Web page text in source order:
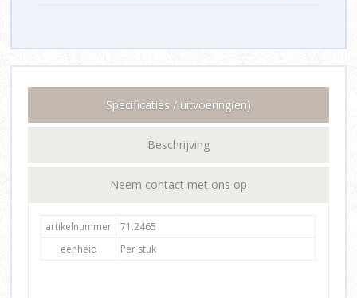
Specificaties / uitvoering(en)
Beschrijving
Neem contact met ons op
artikelnummer
71.2465
eenheid
Per stuk